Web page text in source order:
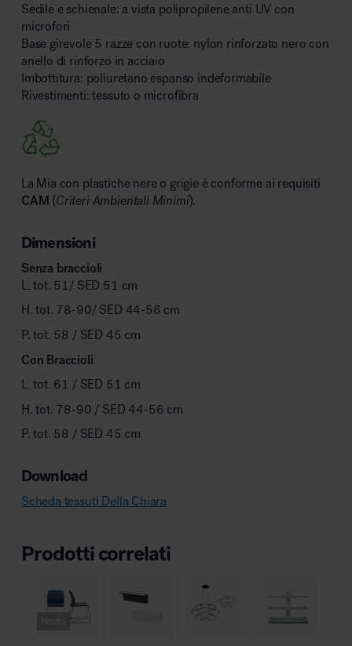
Sedile e schienale: a vista polipropilene anti UV con
microfori
Base girevole 5 razze con ruote: nylon rinforzato nero con
anello di rinforzo in acciaio
Imbottitura: poliuretano espanso indeformabile
Rivestimenti: tessuto o microfibra
La Mia con plastiche nere o grigie è conforme ai requisiti
CAM (Criteri Ambientali Minimi).
Dimensioni
Senza braccioli
L. tot. 51/ SED 51 cm
H. tot. 78-90/ SED 44-56 cm
P. tot. 58 / SED 45 cm
Con Braccioli
L. tot. 61 / SED 51 cm
H. tot. 78-90 / SED 44-56 cm
P. tot. 58 / SED 45 cm
Download
Scheda tessuti Della Chiara
Prodotti correlati